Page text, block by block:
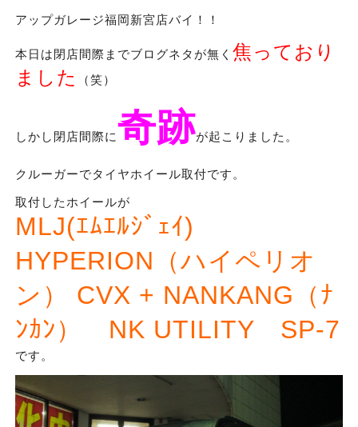
アップガレージ福岡新宮店バイ！！
本日は閉店間際までブログネタが無く 焦っており
ました
（笑）
しかし閉店間際に奇跡が起こりました。
クルーガーでタイヤホイール取付です。
取付したホイールが
MLJ(ｴﾑｴﾙｼﾞｪｲ)
HYPERION（ハイペリオ
ン） CVX + NANKANG（ﾅ
ﾝｶﾝ） NK UTILITY SP-7
です。